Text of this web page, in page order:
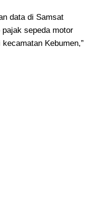
data di Samsat
pajak sepeda motor
Kebumen,”